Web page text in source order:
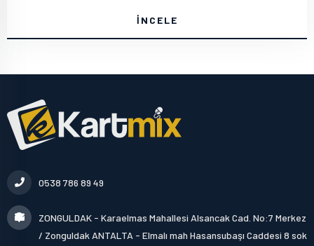
İNCELE
0538 786 89 49
ZONGULDAK - Karaelmas Mahallesi Alsancak Cad. No:7 Merkez
/ Zonguldak ANTALTA - Elmalı mah Hasansubaşı Caddesi 8 sok